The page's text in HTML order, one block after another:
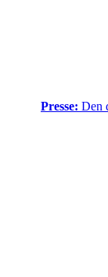
Presse: Den